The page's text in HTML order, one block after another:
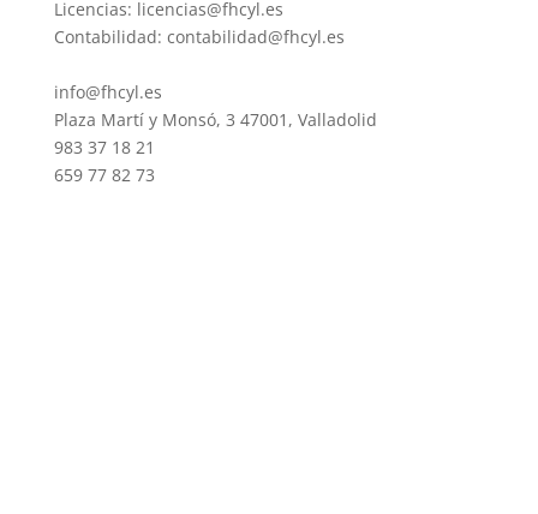
Licencias: licencias@fhcyl.es
Contabilidad: contabilidad@fhcyl.es
info@fhcyl.es
Plaza Martí y Monsó, 3 47001, Valladolid
983 37 18 21
659 77 82 73